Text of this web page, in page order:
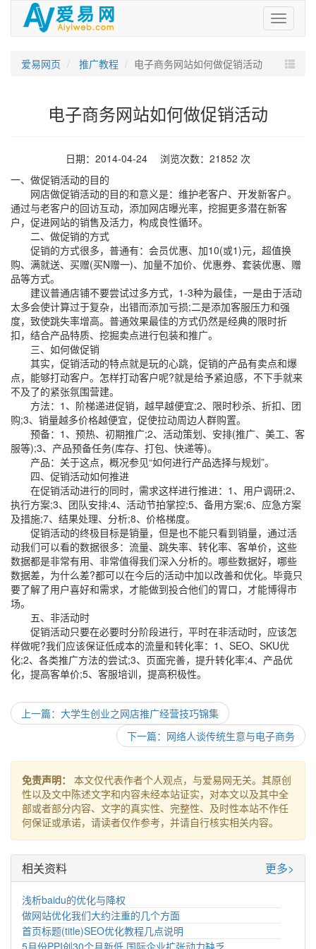
爱
易
爱易网页
推广教程 电子商务网站如何做促销活动
电子商务网站如何做促销活动
日期：2014-04-24 浏览次数：21852 次
一、做促销活动的目的
网店做促销活动的目的和意义是：维护老客户、开发新客户。
通过与老客户的回访互动，添加网店曝光率，挖掘更多潜在新客
户，促进网站的销售及活力，构成良性循环。
二、做促销的方式
促销的方式很多，普通有：会员优惠、加10(或1)元，超值换
购、满就送、买赠(买N赠一)、加量不加价、优惠券、套装优惠、赠
品等方式。
建议普通店铺不要尝试过多方式，1-3种为最佳，一是由于活动
太多会使计算过于复杂，出错而添加亏损;二是添加客服压力和强
度，致使跳失率增高。普通效果最佳的方式仍然是经典的限时折
扣，结合产品特质、挖掘卖点进行包装和推广。
三、如何做促销
其实，促销活动的特点就是玩的心跳，促销的产品有卖点和爆
点，能够打动客户。怎样打动客户呢?就是给予紧迫感，不下手就来
不及了的紧张氛围营建。
方法：1、阶梯递进促销，越早越便宜;2、限时秒杀、折扣、团
购;3、销量越多价格越便宜，促使拉动周边人群购置。
预备：1、预热、初期推广;2、活动策划、安排(推广、美工、客
服等);3、产品预备任务(库存、打包、快递等)。
产品：关于这点，概况参见“如何进行产品选择与规划”。
四、促销活动如何推进
在促销活动进行的同时，需求这样进行推进：1、用户调研;2、
执行方案;3、团队安排;4、活动节拍掌控;5、备用方案;6、应急方案
及措施;7、结果处理、分析;8、价格梯度。
促销活动的终极目标是销量，但是也不能只看到销量，通过活
动我们可以看的数据很多：流量、跳失率、转化率、客单价，这些
数据都是非常有用、非常值得我们深入分析的。哪些数据好，哪些
数据差，为什么差?都可以在今后的活动中加以改善和优化。毕竟只
要了解了用户喜好和需求，才能做到投合他们的胃口，才能博得市
场。
五、非活动时
促销活动只要在必要时分阶段进行，平时在非活动时，应该怎
样做呢?我们应该保证低成本的流量和转化率：1、SEO、SKU优
化;2、各类推广方法的尝试;3、页面完善，提升转化率;4、产品优
化，提高客单价;5、客服培训，提高积极性。
上一篇：大学生创业之网店推广经营技巧锦集
下一篇：网络人谈传统生意与电子商务
免责声明：
本文仅代表作者个人观点，与爱易网无关。其原创
性以及文中陈述文字和内容未经本站证实，对本文以及其中全
部或者部分内容、文字的真实性、完整性、及时性本站不作任
何保证或承诺，请读者仅作参考，并请自行核实相关内容。
相关资料 更多>
浅析baidu的优化与降权
做网站优化我们大约注重的几个方面
首页标题(title)SEO优化教程几点说明
5月份PPI创30个月新低 国际企业扩张动力缺乏